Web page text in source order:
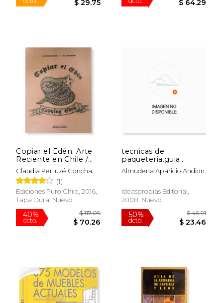
15% $ 35.00
$ 29.75
Rápido
40%
$
Copiar el Edén. Arte
Reciente en Chile /
Recent Art in Chile
(en Bilingüe)
Claudia Pertuzé Concha,
Tomás Andreu Matta
(1)
Ediciones Puro Chile, 2016,
Tapa Dura, Nuevo
tecnicas de
paqueteria.guia
practica ...
Almudena Aparicio Andion
Ideaspropias Editorial,
2008, Nuevo